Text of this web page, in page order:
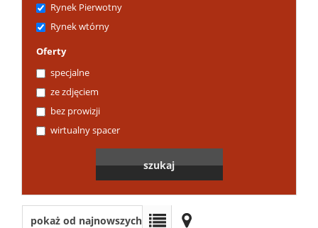
Rynek Pierwotny
Rynek wtórny
Oferty
specjalne
ze zdjęciem
bez prowizji
wirtualny spacer
pokaż od najnowszych